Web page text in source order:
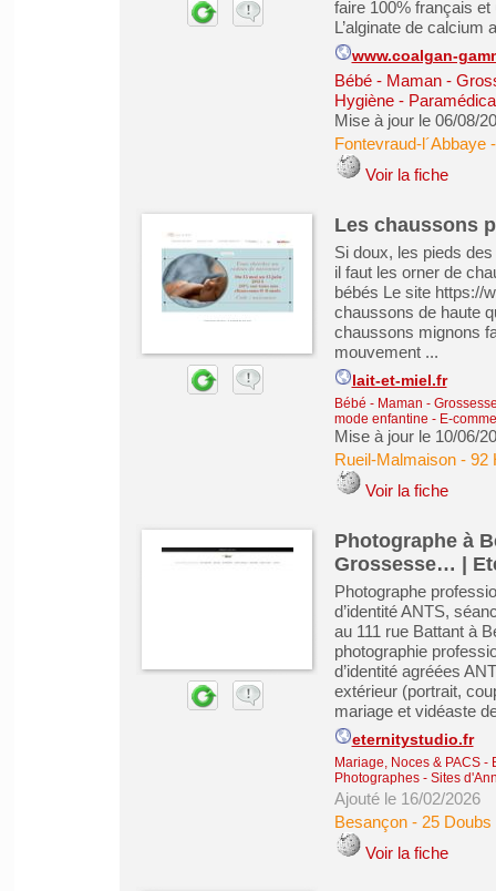
faire 100% français
L’alginate de calcium
www.coalgan-
Bébé - Maman -
Hygiène -
Mise à jour le 06/08/
Fontevraud-l´Abbaye
Voir la fiche
Les chaussons
Si doux, les pieds
il faut les orner de
bébés Le site https://
chaussons de haute
chaussons mignons
mouvement ...
lait-et-miel.fr
Bébé - Maman -
mode enfantine - E-
Mise à jour le 10/06/
Rueil-Malmaison- 92
Voir la fiche
Photographe à
Grossesse… |
Photographe
d’identité ANTS,
au 111 rue Battant à
photographie
d’identité agréées
extérieur (portrait,
mariage et vidéaste
eternitystudio.fr
Mariage, Noces & PACS-
Photographes- Sites
Ajouté le 16/02/2026
Besançon- 25 Doubs
Voir la fiche